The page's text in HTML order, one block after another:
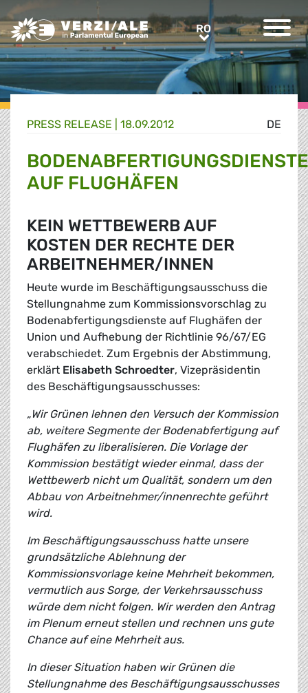
Greens/EFA Home RORO
DE
PRESS RELEASE | 18.09.2012
BODENABFERTIGUNGSDIENSTE
AUF FLUGHÄFEN
KEIN WETTBEWERB AUF
KOSTEN DER RECHTE DER
ARBEITNEHMER/INNEN
Heute wurde im Beschäftigungsausschuss die
Stellungnahme zum Kommissionsvorschlag zu
Bodenabfertigungsdienste auf Flughäfen der
Union und Aufhebung der Richtlinie 96/67/EG
verabschiedet. Zum Ergebnis der Abstimmung,
erklärt Elisabeth Schroedter, Vizepräsidentin
des Beschäftigungsausschusses:
„Wir Grünen lehnen den Versuch der Kommission
ab, weitere Segmente der Bodenabfertigung auf
Flughäfen zu liberalisieren. Die Vorlage der
Kommission bestätigt wieder einmal, dass der
Wettbewerb nicht um Qualität, sondern um den
Abbau von Arbeitnehmer/innenrechte geführt
wird.
Im Beschäftigungsausschuss hatte unsere
grundsätzliche Ablehnung der
Kommissionsvorlage keine Mehrheit bekommen,
vermutlich aus Sorge, der Verkehrsausschuss
würde dem nicht folgen. Wir werden den Antrag
im Plenum erneut stellen und rechnen uns gute
Chance auf eine Mehrheit aus.
In dieser Situation haben wir Grünen die
Stellungnahme des Beschäftigungsausschusses